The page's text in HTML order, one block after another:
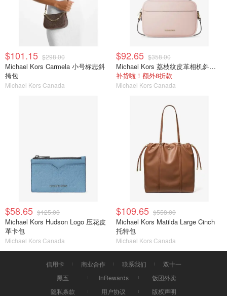
$101.15 $298.00
Michael Kors Carmela 小号标志斜
挎包
Michael Kors Canada
$92.65 $358.00
Michael Kors 荔枝纹皮革相机斜挎包
补货啦！额外8折款
Michael Kors Canada
$58.65 $125.00
Michael Kors Hudson Logo 压花皮
革卡包
Michael Kors Canada
$109.65 $558.00
Michael Kors Matilda Large Cinch
托特包
Michael Kors Canada
信用卡 商业合作 联系我们
双十一
黑五
InRewards
饭团外卖
隐私条款
用户协议 版权声明